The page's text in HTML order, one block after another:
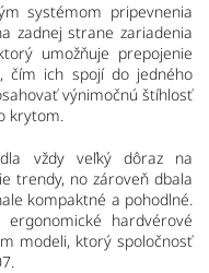
systémom pripevnenia
zadnej strane zariadenia
umožňuje prepojenie
čím ich spojí do jedného
výnimočnú štíhlosť
krytom.
vždy veľký dôraz na
trendy, no zároveň dbala
kompaktné a pohodlné.
hardvérové
modeli, ktorý spoločnosť